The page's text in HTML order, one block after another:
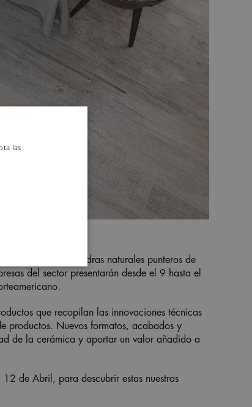
cerámicos y piedras naturales punteros de
del sector presentarán desde el 9 hasta el
que recopilan las innovaciones técnicas
productos. Nuevos formatos, acabados y
de la cerámica y aportar un valor añadido a
de Abril, para descubrir estas nuestras
las